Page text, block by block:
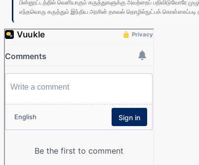
பின்னூட்டத்தில் வெளியாகும் கருத்துகளுக்கு அவற்றைப் பதிவிடுவோரே
எந்தவொரு கருத்தும் இந்திய அரசின் தகவல் தொழில்நுட்பக் கொள்கைப்படி